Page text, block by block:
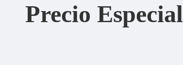
Precio Especial